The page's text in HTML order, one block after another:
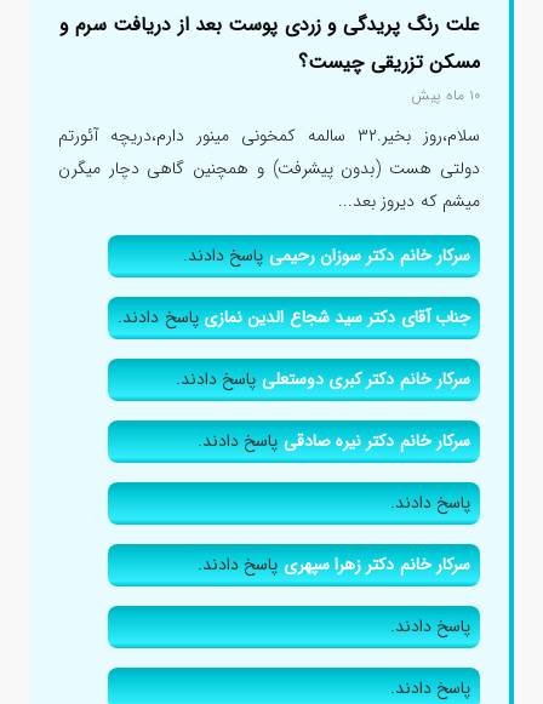
علت رنگ پریدگی و زردی پوست بعد از دریافت سرم و
مسکن تزریقی چیست؟
۱۰ ماه پیش
سلام،روز بخیر.۳۲ سالمه کمخونی مینور دارم،دریچه آئورتم
دولتی هست (بدون پیشرفت) و همچنین گاهی دچار میگرن
میشم که دیروز بعد...
سرکار خانم دکتر سوزان رحیمیپاسخ دادند.
جناب آقای دکتر سید شجاع الدین نمازیپاسخ دادند.
سرکار خانم دکتر کبری دوستعلیپاسخ دادند.
سرکار خانم دکتر نیره صادقیپاسخ دادند.
پاسخ دادند.
سرکار خانم دکتر زهرا سپهریپاسخ دادند.
پاسخ دادند.
پاسخ دادند.